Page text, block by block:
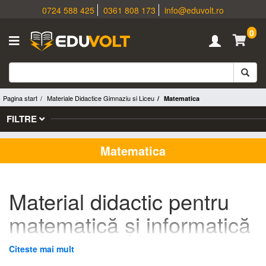
0724 588 425 0361 808 173
info@eduvolt.ro
0
Pagina start Materiale Didactice Gimnaziu si Liceu Matematica
FILTRE
Matematica
Material didactic pentru
matematică și informatică
Eduvolt: Ce produse
Citeste mai mult